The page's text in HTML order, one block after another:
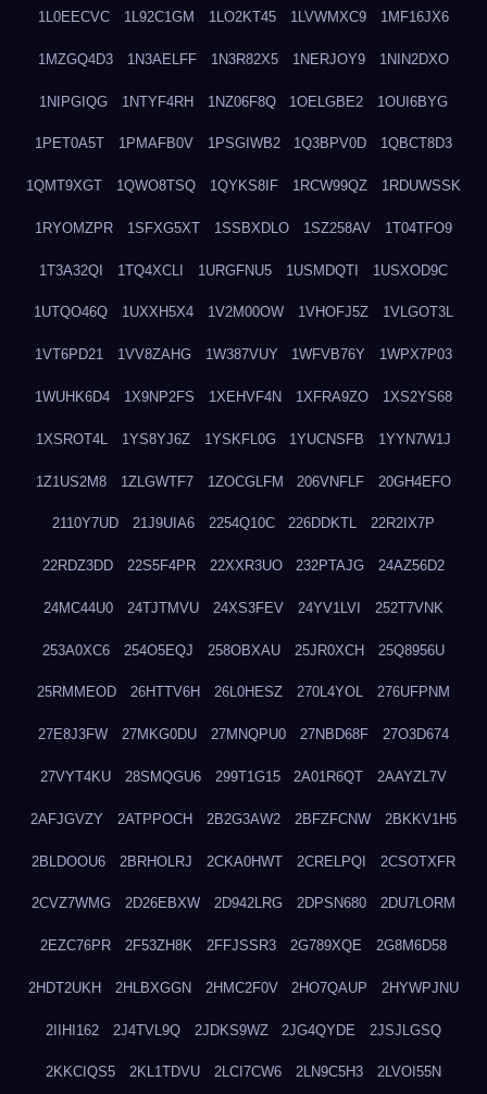
1L0EECVC 1L92C1GM 1LO2KT45 1LVWMXC9 1MF16JX6
1MZGQ4D3 1N3AELFF 1N3R82X5 1NERJOY9 1NIN2DXO
1NIPGIQG 1NTYF4RH 1NZ06F8Q 1OELGBE2 1OUI6BYG
1PET0A5T 1PMAFB0V 1PSGIWB2 1Q3BPV0D 1QBCT8D3
1QMT9XGT 1QWO8TSQ 1QYKS8IF 1RCW99QZ 1RDUWSSK
1RYOMZPR 1SFXG5XT 1SSBXDLO 1SZ258AV 1T04TFO9
1T3A32QI 1TQ4XCLI 1URGFNU5 1USMDQTI 1USXOD9C
1UTQO46Q 1UXXH5X4 1V2M00OW 1VHOFJ5Z 1VLGOT3L
1VT6PD21 1VV8ZAHG 1W387VUY 1WFVB76Y 1WPX7P03
1WUHK6D4 1X9NP2FS 1XEHVF4N 1XFRA9ZO 1XS2YS68
1XSROT4L 1YS8YJ6Z 1YSKFL0G 1YUCNSFB 1YYN7W1J
1Z1US2M8 1ZLGWTF7 1ZOCGLFM 206VNFLF 20GH4EFO
2110Y7UD 21J9UIA6 2254Q10C 226DDKTL 22R2IX7P
22RDZ3DD 22S5F4PR 22XXR3UO 232PTAJG 24AZ56D2
24MC44U0 24TJTMVU 24XS3FEV 24YV1LVI 252T7VNK
253A0XC6 254O5EQJ 258OBXAU 25JR0XCH 25Q8956U
25RMMEOD 26HTTV6H 26L0HESZ 270L4YOL 276UFPNM
27E8J3FW 27MKG0DU 27MNQPU0 27NBD68F 27O3D674
27VYT4KU 28SMQGU6 299T1G15 2A01R6QT 2AAYZL7V
2AFJGVZY 2ATPPOCH 2B2G3AW2 2BFZFCNW 2BKKV1H5
2BLDOOU6 2BRHOLRJ 2CKA0HWT 2CRELPQI 2CSOTXFR
2CVZ7WMG 2D26EBXW 2D942LRG 2DPSN680 2DU7LORM
2EZC76PR 2F53ZH8K 2FFJSSR3 2G789XQE 2G8M6D58
2HDT2UKH 2HLBXGGN 2HMC2F0V 2HO7QAUP 2HYWPJNU
2IIHI162 2J4TVL9Q 2JDKS9WZ 2JG4QYDE 2JSJLGSQ
2KKCIQS5 2KL1TDVU 2LCI7CW6 2LN9C5H3 2LVOI55N